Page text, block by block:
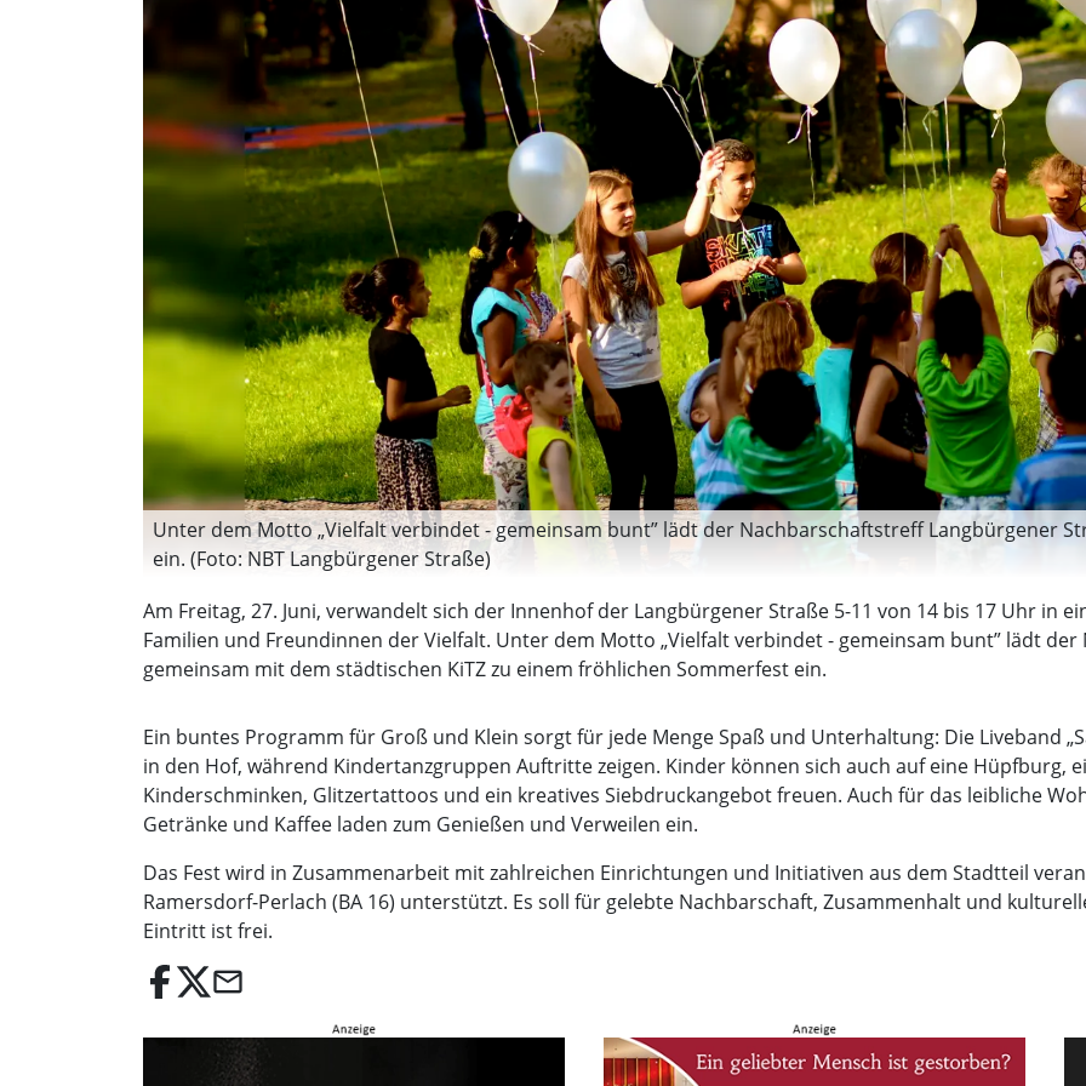
Unter dem Motto „Vielfalt verbindet - gemeinsam bunt” lädt der Nachbarschaftstreff Langbürgener
ein. (Foto: NBT Langbürgener Straße)
Am Freitag, 27. Juni, verwandelt sich der Innenhof der Langbürgener Straße 5-11 von 14 bis 17 Uhr in
Familien und Freundinnen der Vielfalt. Unter dem Motto „Vielfalt verbindet - gemeinsam bunt” lädt
gemeinsam mit dem städtischen KiTZ zu einem fröhlichen Sommerfest ein.
Ein buntes Programm für Groß und Klein sorgt für jede Menge Spaß und Unterhaltung: Die Liveband
in den Hof, während Kindertanzgruppen Auftritte zeigen. Kinder können sich auch auf eine Hüpfburg,
Kinderschminken, Glitzertattoos und ein kreatives Siebdruckangebot freuen. Auch für das leibliche
Getränke und Kaffee laden zum Genießen und Verweilen ein.
Das Fest wird in Zusammenarbeit mit zahlreichen Einrichtungen und Initiativen aus dem Stadtteil
Ramersdorf-Perlach (BA 16) unterstützt. Es soll für gelebte Nachbarschaft, Zusammenhalt und
Eintritt ist frei.
email